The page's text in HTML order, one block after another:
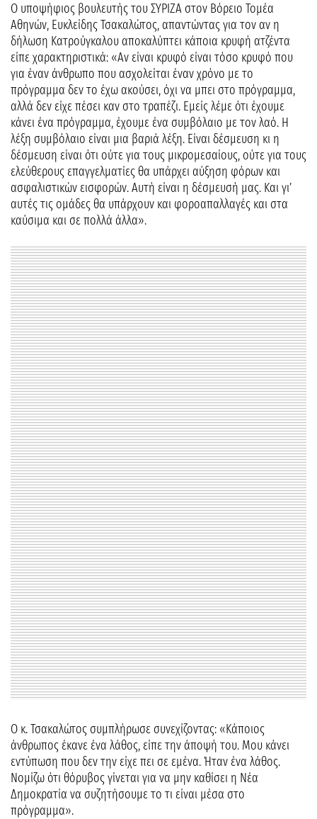
Ο υποψήφιος βουλευτής του ΣΥΡΙΖΑ στον Βόρειο Τομέα
Αθηνών, Ευκλείδης Τσακαλώτος, απαντώντας για τον αν η
δήλωση Κατρούγκαλου αποκαλύπτει κάποια κρυφή ατζέντα
είπε χαρακτηριστικά: «Αν είναι κρυφό είναι τόσο κρυφό που
για έναν άνθρωπο που ασχολείται έναν χρόνο με το
πρόγραμμα δεν το έχω ακούσει, όχι να μπει στο πρόγραμμα,
αλλά δεν είχε πέσει καν στο τραπέζι. Εμείς λέμε ότι έχουμε
κάνει ένα πρόγραμμα, έχουμε ένα συμβόλαιο με τον λαό. Η
λέξη συμβόλαιο είναι μια βαριά λέξη. Είναι δέσμευση κι η
δέσμευση είναι ότι ούτε για τους μικρομεσαίους, ούτε για τους
ελεύθερους επαγγελματίες θα υπάρχει αύξηση φόρων και
ασφαλιστικών εισφορών. Αυτή είναι η δέσμευσή μας. Και γι’
αυτές τις ομάδες θα υπάρχουν και φοροαπαλλαγές και στα
καύσιμα και σε πολλά άλλα».
Ο κ. Τσακαλώτος συμπλήρωσε συνεχίζοντας: «Κάποιος
άνθρωπος έκανε ένα λάθος, είπε την άποψή του. Μου κάνει
εντύπωση που δεν την είχε πει σε εμένα. Ήταν ένα λάθος.
Νομίζω ότι θόρυβος γίνεται για να μην καθίσει η Νέα
Δημοκρατία να συζητήσουμε το τι είναι μέσα στο
πρόγραμμα».